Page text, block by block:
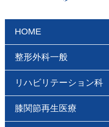
HOME
整形外科一般
リハビリテーション科
膝関節再生医療